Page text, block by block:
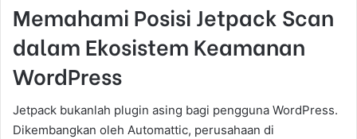
Memahami Posisi Jetpack Scan
dalam Ekosistem Keamanan
WordPress
Jetpack bukanlah plugin asing bagi pengguna WordPress.
Dikembangkan oleh Automattic, perusahaan di